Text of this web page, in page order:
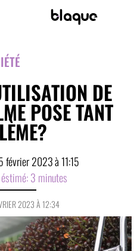
DE
POSE TANT
février 2023à11:15
3 minutes
2023 À 12:34